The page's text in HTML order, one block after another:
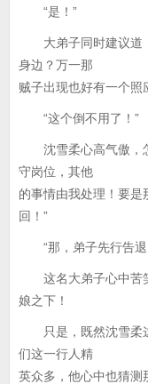
“是！”
大弟子同时建议道：
身边？万一那
贼子出现也好有一个照
“这个倒不用了！”
沈雪柔心高气傲，怎
守岗位，其他
的事情由我处理！要
回！”
“那，弟子先行告退
这名大弟子心中苦
娘之下！
只是，既然沈雪柔
们这一行人精
英众多，他心中也猜测